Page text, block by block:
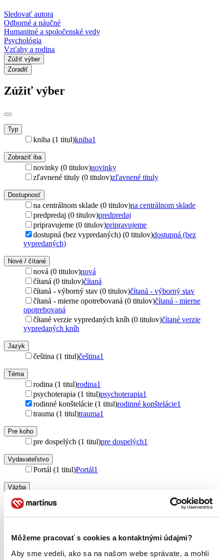
Môžeme pracovať s cookies a kontaktnými údajmi?
Aby sme vedeli, ako sa na našom webe správate, a mohli
Sledovať autora
Odborné a náučné
Humanitné a spoločenské vedy
Psychológia
Vzťahy a rodina
Zúžiť výber
Zoradiť
Zúžiť výber
Typ
kniha (1 titul)kniha1
Zobraziť iba
novinky (0 titulov)novinky
zľavnené tituly (0 titulov)zľavnené tituly
Dostupnosť
na centrálnom sklade (0 titulov)na centrálnom sklade
predpredaj (0 titulov)predpredaj
pripravujeme (0 titulov)pripravujeme
dostupná (bez vypredaných) (0 titulov)dostupná (bez
vypredaných)
Nové / čítané
nová (0 titulov)nová
čítaná (0 titulov)čítaná
čítaná - výborný stav (0 titulov)čítaná - výborný stav
čítaná - mierne opotrebovaná (0 titulov)čítaná - mierne
opotrebovaná
čítané verzie vypredaných kníh (0 titulov)čítané verzie
vypredaných kníh
Jazyk
čeština (1 titul)čeština1
Téma
rodina (1 titul)rodina1
psychoterapia (1 titul)psychoterapia1
rodinné konštelácie (1 titul)rodinné konštelácie1
trauma (1 titul)trauma1
Pre koho
pre dospelých (1 titul)pre dospelých1
Vydavateľstvo
Portál (1 titul)Portál1
Väzba
brožovaná väzba (1 titul)
Zoradiť